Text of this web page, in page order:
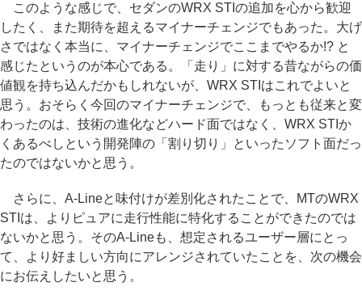
このような感じで、セダンのWRX STIの追加を心から歓迎
したく、また期待を超えるマイナーチェンジでもあった。大げ
さではなく本当に、マイナーチェンジでここまでやるか!? と
感じたというのが本心である。「走り」に対する昔ながらの価
値観を持ち込んだかもしれないが、WRX STIはこれでよいと
思う。おそらく今回のマイナーチェンジで、もっとも従来と変
わったのは、技術の進化などハード面ではなく、WRX STIか
くあるべしという開発陣の「割り切り」といったソフト面だっ
たのではないかと思う。
さらに、A-Lineと味付けが差別化されたことで、MTのWRX
STIは、よりピュアに走行性能に特化することができたのでは
ないかと思う。そのA-Lineも、想定されるユーザー層にとっ
て、より好ましい方向にアレンジされていたことを、次の機会
にお伝えしたいと思う。